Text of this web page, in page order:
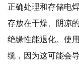
正确处理和存储电
存放在干燥、阴凉
绝缘性能退化。使
缆，因为这可能会